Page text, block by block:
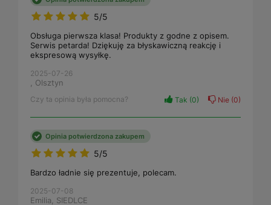
5/5
Obsługa pierwsza klasa! Produkty z godne z opisem.
Serwis petarda! Dziękuję za błyskawiczną reakcję i
ekspresową wysyłkę.
2025-07-26
, Olsztyn
Czy ta opinia była pomocna? Tak 0 Nie 0
5/5
Opinia potwierdzona zakupem
Bardzo ładnie się prezentuje, polecam.
2025-07-08
Emilia, SIEDLCE